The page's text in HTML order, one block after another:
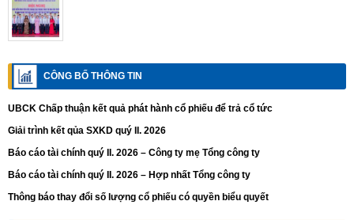
CÔNG BỐ THÔNG TIN
UBCK Chấp thuận kết quả phát hành cổ phiếu để trả cổ tức
Giải trình kết qủa SXKD quý II. 2026
Báo cáo tài chính quý II. 2026 – Công ty mẹ Tổng công ty
Báo cáo tài chính quý II. 2026 – Hợp nhất Tổng công ty
Thông báo thay đổi số lượng cổ phiếu có quyền biểu quyết